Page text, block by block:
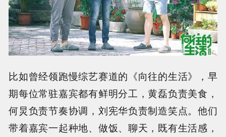
比如曾经领跑慢综艺赛道的《向往的生活》，早
期每位常驻嘉宾都有鲜明分工，黄磊负责美食，
何炅负责节奏协调，刘宪华负责制造笑点。他们
带着嘉宾一起种地、做饭、聊天，既有生活感，